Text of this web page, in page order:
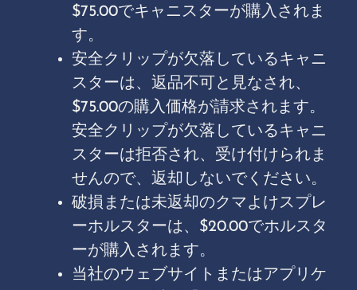
$75.00でキャニスターが購入されま
す。
安全クリップが欠落しているキャニ
スターは、返品不可と見なされ、
$75.00の購入価格が請求されます。
安全クリップが欠落しているキャニ
スターは拒否され、受け付けられま
せんので、返却しないでください。
破損または未返却のクマよけスプレ
ーホルスターは、$20.00でホルスタ
ーが購入されます。
当社のウェブサイトまたはアプリケ